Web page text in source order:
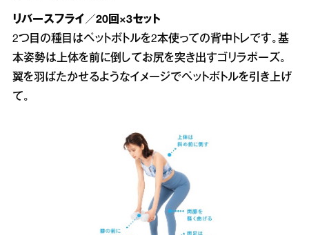
リバースフライ／20回×3セット
2つ目の種目はペットボトルを2本使っての背中トレです。基
本姿勢は上体を前に倒してお尻を突き出すゴリラポーズ。
翼を羽ばたかせるようなイメージでペットボトルを引き上げ
て。